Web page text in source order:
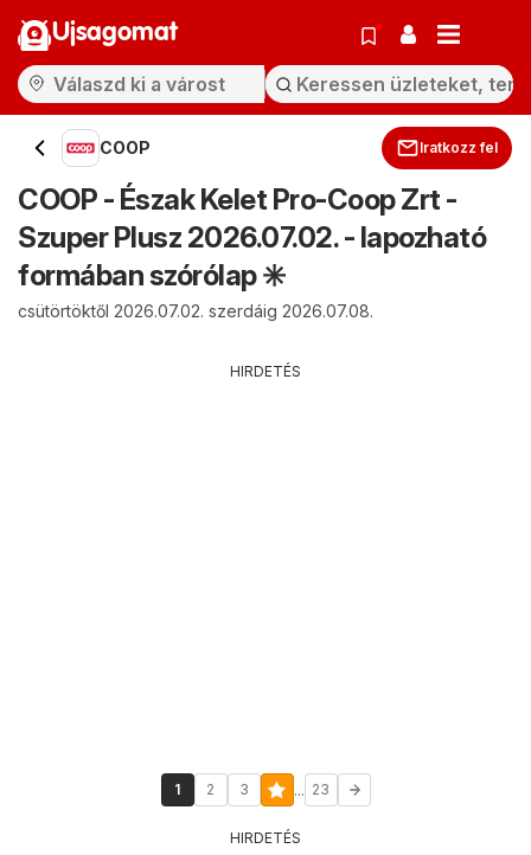
Ujsagomat
COOP Iratkozz fel
COOP - Észak Kelet Pro-Coop Zrt -
Szuper Plusz 2026.07.02. - lapozható
formában szórólap ✳️
csütörtöktől 2026.07.02. szerdáig 2026.07.08.
HIRDETÉS
1 2 3 ... 23
HIRDETÉS